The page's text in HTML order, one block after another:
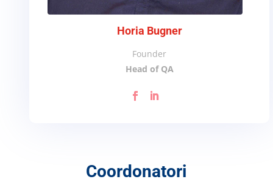
Horia Bugner
Founder
Head of QA
Coordonatori